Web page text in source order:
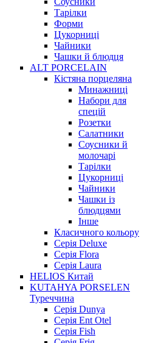
Тарілки
Форми
Цукорниці
Чайники
Чашки й блюдця
ALT PORCELAIN
Кістяна порцеляна
Минажниці
Набори для
спецій
Розетки
Салатники
Соусники й
молочарі
Тарілки
Цукорниці
Чайники
Чашки із
блюдцями
Інше
Класичного кольору
Серія Deluxe
Серія Flora
Серія Laura
HELIOS Китай
KUTAHYA PORSELEN
Туреччина
Серія Dunya
Серія Ent Otel
Серія Fish